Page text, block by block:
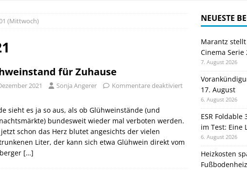
sparen: Eve Thermostat macht die Fußbodenheizung smart
im Test: Mein Begleiter für Wacken 2026
neue Heimkino Receiver der Cinema Serie 2 vor
(Mittwoch)
für Zuhause
2021 Sonja Angerer Kommentare deaktiviert
sieht es ja so aus, als ob Glühweinstände (und
bundesweit wieder mal verboten werden.
schon das Herz blutet angesichts der vielen
Liter, der kann sich etwa Glühwein direkt vom
[…]
NEUESTE
Marantz
Cinema Serie
7. August 2026
17. August
6. August 2026
ESR
im Test: Eine
6. August 2026
Heizkosten